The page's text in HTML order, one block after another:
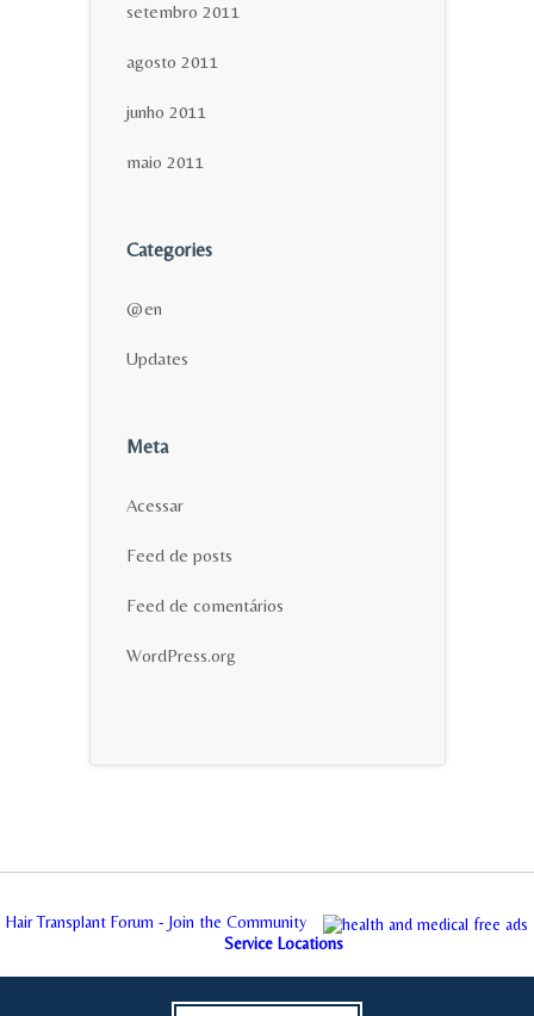
setembro 2011
agosto 2011
junho 2011
maio 2011
Categories
@en
Updates
Meta
Acessar
Feed de posts
Feed de comentários
WordPress.org
Hair Transplant Forum - Join the Community
Service Locations